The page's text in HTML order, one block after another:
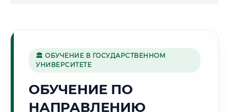
специальности"
Стоимость по программам обучения "Судебная экспертиза"
Стоимость по программам обучения "Экспертиза"
🏛 ОБУЧЕНИЕ В ГОСУДАРСТВЕННОМ
УНИВЕРСИТЕТЕ
ОБУЧЕНИЕ ПО
НАПРАВЛЕНИЮ